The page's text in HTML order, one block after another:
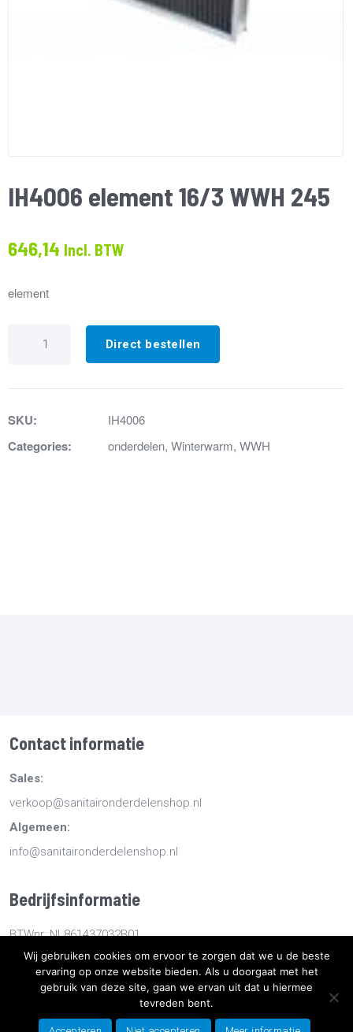
IH4006 element 16/3 WWH 245
646,14 Incl. BTW
element
element
Direct bestellen
SKU: IH4006
Categories: onderdelen, Winterwarm, WWH
Contact informatie
Sales:
verkoop@sanitaironderdelenshop.nl
Algemeen:
info@sanitaironderdelenshop.nl
Bedrijfsinformatie
BTWnr: NL861437032B01
KvKnr: 78527112
Sanitaironderdelenshop.nl
Bestellen en bezorgen -Algemene voorwaarden-Sitemap
Wij gebruiken cookies om ervoor te zorgen dat we u de beste
ervaring op onze website bieden. Als u doorgaat met het
gebruik van deze site, gaan we ervan uit dat u hiermee
tevreden bent.